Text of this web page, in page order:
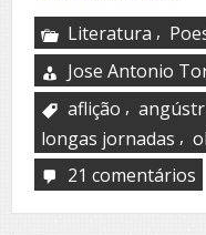
Literatura ,
Jose Antonio
aflição ,
longas jornadas ,
21 comentários